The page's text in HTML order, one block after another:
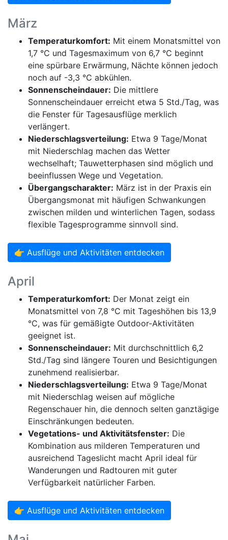
März
Temperaturkomfort: Mit einem Monatsmittel von
1,7 °C und Tagesmaximum von 6,7 °C beginnt
eine spürbare Erwärmung, Nächte können jedoch
noch auf -3,3 °C abkühlen.
Sonnenscheindauer: Die mittlere
Sonnenscheindauer erreicht etwa 5 Std./Tag, was
die Fenster für Tagesausflüge merklich
verlängert.
Niederschlagsverteilung: Etwa 9 Tage/Monat
mit Niederschlag machen das Wetter
wechselhaft; Tauwetterphasen sind möglich und
beeinflussen Wege und Vegetation.
Übergangscharakter: März ist in der Praxis ein
Übergangsmonat mit häufigen Schwankungen
zwischen milden und winterlichen Tagen, sodass
flexible Tagesprogramme sinnvoll sind.
👉 Ausflüge und Aktivitäten entdecken
April
Temperaturkomfort: Der Monat zeigt ein
Monatsmittel von 7,8 °C mit Tageshöhen bis 13,9
°C, was für gemäßigte Outdoor-Aktivitäten
geeignet ist.
Sonnenscheindauer: Mit durchschnittlich 6,2
Std./Tag sind längere Touren und Besichtigungen
zunehmend realisierbar.
Niederschlagsverteilung: Etwa 9 Tage/Monat
mit Niederschlag weisen auf mögliche
Regenschauer hin, die dennoch selten ganztägige
Einschränkungen bedeuten.
Vegetations- und Aktivitätsfenster: Die
Kombination aus milderen Temperaturen und
ausreichend Tageslicht macht April ideal für
Wanderungen und Radtouren mit guter
Verfügbarkeit natürlicher Farben.
👉 Ausflüge und Aktivitäten entdecken